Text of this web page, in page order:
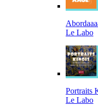
Le Labo
Portraits
Le Labo